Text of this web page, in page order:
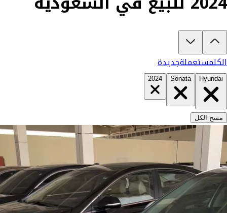
تبغى تشتري هونداي سوناتا 2024؟
الكلمستعملةجديدة
Hyundai
Sonata
2024
مسح الكل